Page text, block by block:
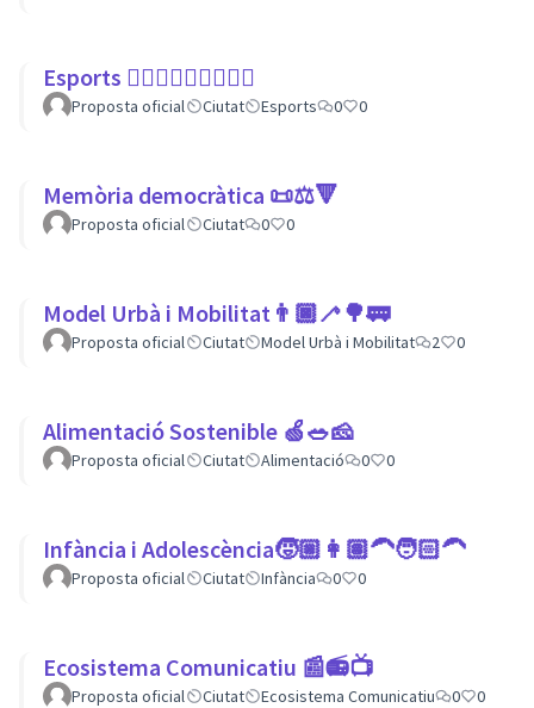
Esports 🏃🏾‍♀⛹🏼‍♀🏄🏼‍♂
Proposta oficial Ciutat Esports 0 0
Memòria democràtica 📜⚖️🔻
Proposta oficial Ciutat 0 0
Model Urbà i Mobilitat👨🏿‍🦯🌳🚃
Proposta oficial Ciutat Model Urbà i Mobilitat 2 0
Alimentació Sostenible 🍏🥗🧀
Proposta oficial Ciutat Alimentació 0 0
Infància i Adolescència🧒🏼👩🏽‍🦱🧑🏻‍🦱
Proposta oficial Ciutat Infància 0 0
Ecosistema Comunicatiu 📰📻📺
Proposta oficial Ciutat Ecosistema Comunicatiu 0 0